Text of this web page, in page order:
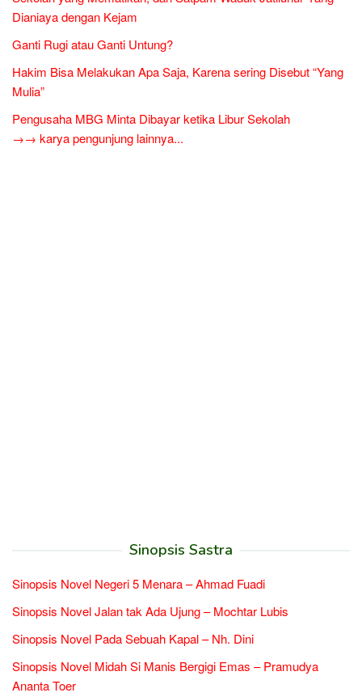
Dianiaya dengan Kejam
Ganti Rugi atau Ganti Untung?
Hakim Bisa Melakukan Apa Saja, Karena sering Disebut “Yang
Mulia”
Pengusaha MBG Minta Dibayar ketika Libur Sekolah
→→ karya pengunjung lainnya...
Sinopsis Sastra
Sinopsis Novel Negeri 5 Menara – Ahmad Fuadi
Sinopsis Novel Jalan tak Ada Ujung – Mochtar Lubis
Sinopsis Novel Pada Sebuah Kapal – Nh. Dini
Sinopsis Novel Midah Si Manis Bergigi Emas – Pramudya
Ananta Toer